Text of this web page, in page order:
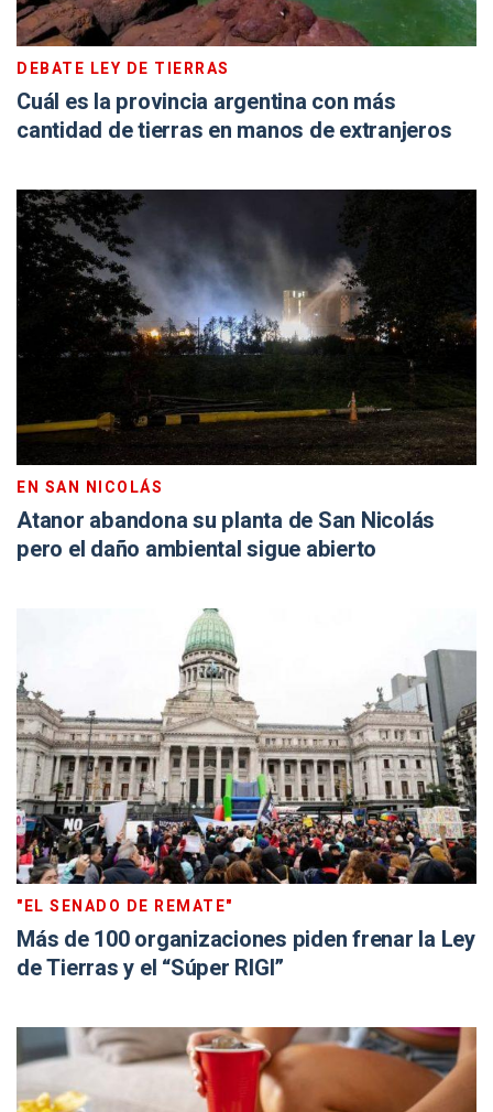
DEBATE LEY DE TIERRAS
Cuál es la provincia argentina con más
cantidad de tierras en manos de extranjeros
EN SAN NICOLÁS
Atanor abandona su planta de San Nicolás
pero el daño ambiental sigue abierto
"EL SENADO DE REMATE"
Más de 100 organizaciones piden frenar la Ley
de Tierras y el “Súper RIGI”